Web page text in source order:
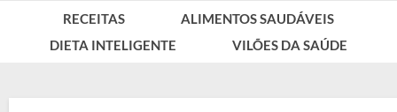
RECEITAS
ALIMENTOS SAUDÁVEIS
DIETA INTELIGENTE
VILÕES DA SAÚDE